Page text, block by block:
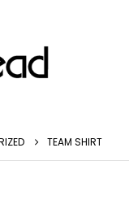
TEAM SHIRT